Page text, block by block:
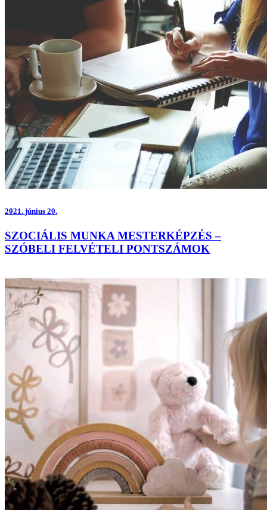
2021. június 20.
SZOCIÁLIS MUNKA MESTERKÉPZÉS –
SZÓBELI FELVÉTELI PONTSZÁMOK